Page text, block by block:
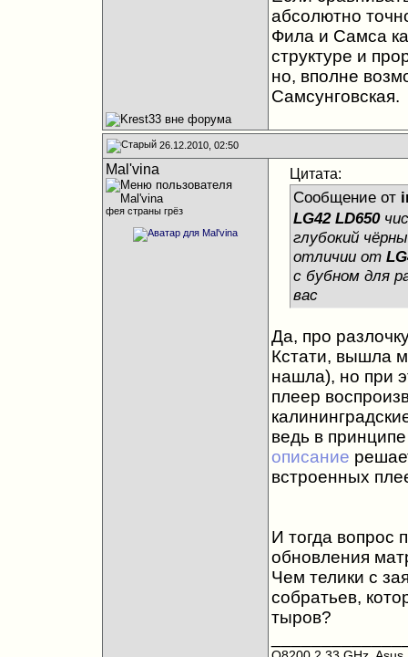
абсолютно
Фила и Самса
структуре и
но, вполне
Самсунговская.
26.12.2010, 02:50
Mal'vina
фея страны грёз
Цитата:
Сообщение от
LG42 LD650
глубокий
отличии от
с бубном для
вас
Да, про
Кстати, вышла
нашла), но при
плеер
ведь в
описание
встроенных
И тогда вопрос
обновления
Чем телики с
собратьев,
тыров?